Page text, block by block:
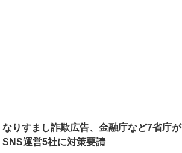
なりすまし詐欺広告、金融庁など7省庁が
SNS運営5社に対策要請